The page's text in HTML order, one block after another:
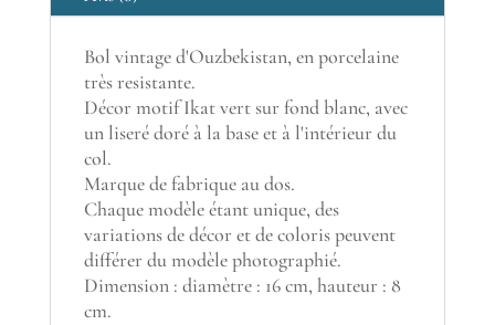
Bol vintage d'Ouzbekistan, en porcelaine
très resistante.
Décor motif Ikat vert sur fond blanc, avec
un liseré doré à la base et à l'intérieur du
col.
Marque de fabrique au dos.
Chaque modèle étant unique, des
variations de décor et de coloris peuvent
différer du modèle photographié.
Dimension : diamètre : 16 cm, hauteur : 8
cm.